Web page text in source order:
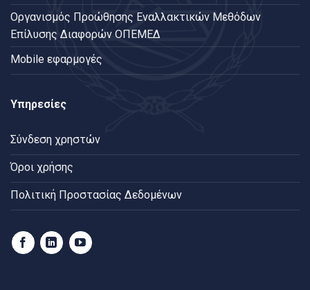
Oργανισμός Προώθησης Εναλλακτικών Μεθόδων
Επίλυσης Διαφορών ΟΠΕΜΕΔ
Mobile εφαρμογές
Υπηρεσίες
Σύνδεση χρηστών
Όροι χρήσης
Πολιτική Προστασίας Δεδομένων